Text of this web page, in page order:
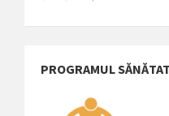
PROGRAMUL